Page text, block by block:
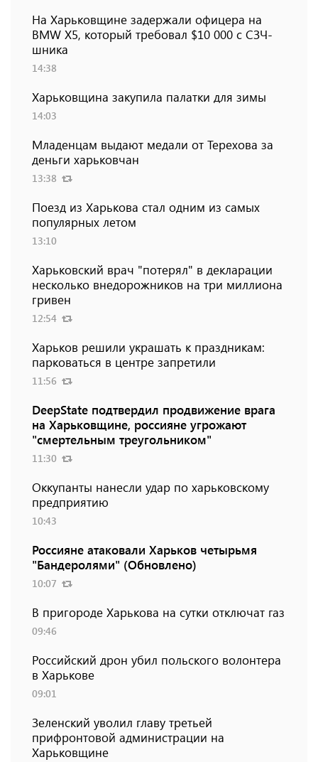
На Харьковщине задержали офицера на
BMW Х5, который требовал $10 000 с СЗЧ-
шника
14:38
Харьковщина закупила палатки для зимы
14:03
Младенцам выдают медали от Терехова за
деньги харьковчан
13:38
Поезд из Харькова стал одним из самых
популярных летом
13:10
Харьковский врач "потерял" в декларации
несколько внедорожников на три миллиона
гривен
12:54
Харьков решили украшать к праздникам:
парковаться в центре запретили
11:56
DeepState подтвердил продвижение врага
на Харьковщине, россияне угрожают
"смертельным треугольником"
11:30
Оккупанты нанесли удар по харьковскому
предприятию
10:43
Россияне атаковали Харьков четырьмя
"Бандеролями" (Обновлено)
10:07
В пригороде Харькова на сутки отключат газ
09:46
Российский дрон убил польского волонтера
в Харькове
09:01
Зеленский уволил главу третьей
прифронтовой администрации на
Харьковщине